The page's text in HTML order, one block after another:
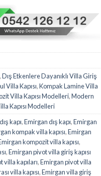
,Dış Etkenlere Dayanıklı Villa Giriş
Villa Kapısı,Kompak Lamine Villa
Villa Kapısı Modelleri,Modern
Kapısı Modelleri
kapı,Emirgan dış kapı,Emirgan
kompak villa kapısı,Emirgan
kompozit villa kapısı,
,Emirgan pivot villa giriş kapısı
villa kapıları,Emirgan pivot villa
villa kapısı,Emirgan villa giriş